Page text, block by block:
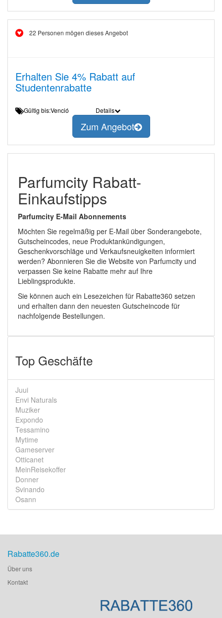
22 Personen mögen dieses Angebot
Erhalten Sie 4% Rabatt auf
Studentenrabatte
Gültig bis:Venció Details
Zum Angebot
Parfumcity Rabatt-
Einkaufstipps
Parfumcity E-Mail Abonnements
Möchten Sie regelmäßig per E-Mail über Sonderangebote,
Gutscheincodes, neue Produktankündigungen,
Geschenkvorschläge und Verkaufsneuigkeiten informiert
werden? Abonnieren Sie die Website von Parfumcity und
verpassen Sie keine Rabatte mehr auf Ihre
Lieblingsprodukte.
Sie können auch ein Lesezeichen für Rabatte360 setzen
und erhalten dann den neuesten Gutscheincode für
nachfolgende Bestellungen.
Top Geschäfte
Juui
Envi Naturals
Muziker
Expondo
Tessamino
Mytime
Gameserver
Otticanet
MeinReisekoffer
Donner
Svinando
Osann
Rabatte360.de
Über uns
Kontakt